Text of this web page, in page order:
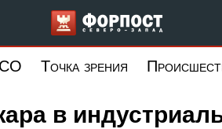
Форпост
Точка зрения
в